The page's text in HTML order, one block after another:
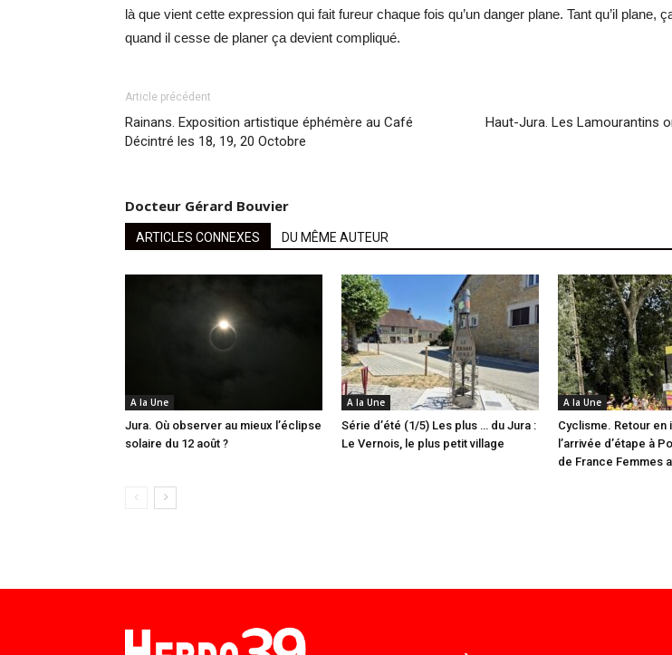
là que vient cette expression qui fait fureur chaque fois qu’un danger plane. Tant qu’il plane,
quand il cesse de planer ça devient compliqué.
Article précédent
Rainans. Exposition artistique éphémère au Café
Décintré les 18, 19, 20 Octobre
Haut-Jura. Les Lamourantins
Docteur Gérard Bouvier
ARTICLES CONNEXES DU MÊME AUTEUR
A la Une
Jura. Où observer au mieux l’éclipse
solaire du 12 août ?
A la Une
Série d’été (1/5) Les plus … du Jura :
Le Vernois, le plus petit village
A la Une
Cyclisme. Retour en
l’arrivée d’étape à
de France Femmes